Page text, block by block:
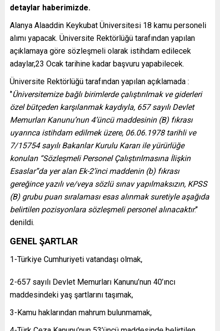
detaylar haberimizde.
Alanya Alaaddin Keykubat Üniversitesi 18 kamu personeli
alımı yapacak. Üniversite Rektörlüğü tarafından yapılan
açıklamaya göre sözleşmeli olarak istihdam edilecek
adaylar,23 Ocak tarihine kadar başvuru yapabilecek.
Üniversite Rektörlüğü tarafından yapılan açıklamada :
‘’Üniversitemize bağlı birimlerde çalıştırılmak ve giderleri
özel bütçeden karşılanmak kaydıyla, 657 sayılı Devlet
Memurları Kanunu’nun 4’üncü maddesinin (B) fıkrası
uyarınca istihdam edilmek üzere, 06.06.1978 tarihli ve
7/15754 sayılı Bakanlar Kurulu Kararı ile yürürlüğe
konulan “Sözleşmeli Personel Çalıştırılmasına İlişkin
Esaslar”da yer alan Ek-2’inci maddenin (b) fıkrası
gereğince yazılı ve/veya sözlü sınav yapılmaksızın, KPSS
(B) grubu puan sıralaması esas alınmak suretiyle aşağıda
belirtilen pozisyonlara sözleşmeli personel alınacaktır.’’
denildi.
GENEL ŞARTLAR
1-Türkiye Cumhuriyeti vatandaşı olmak,
2-657 sayılı Devlet Memurları Kanunu’nun 40’ıncı
maddesindeki yaş şartlarını taşımak,
3-Kamu haklarından mahrum bulunmamak,